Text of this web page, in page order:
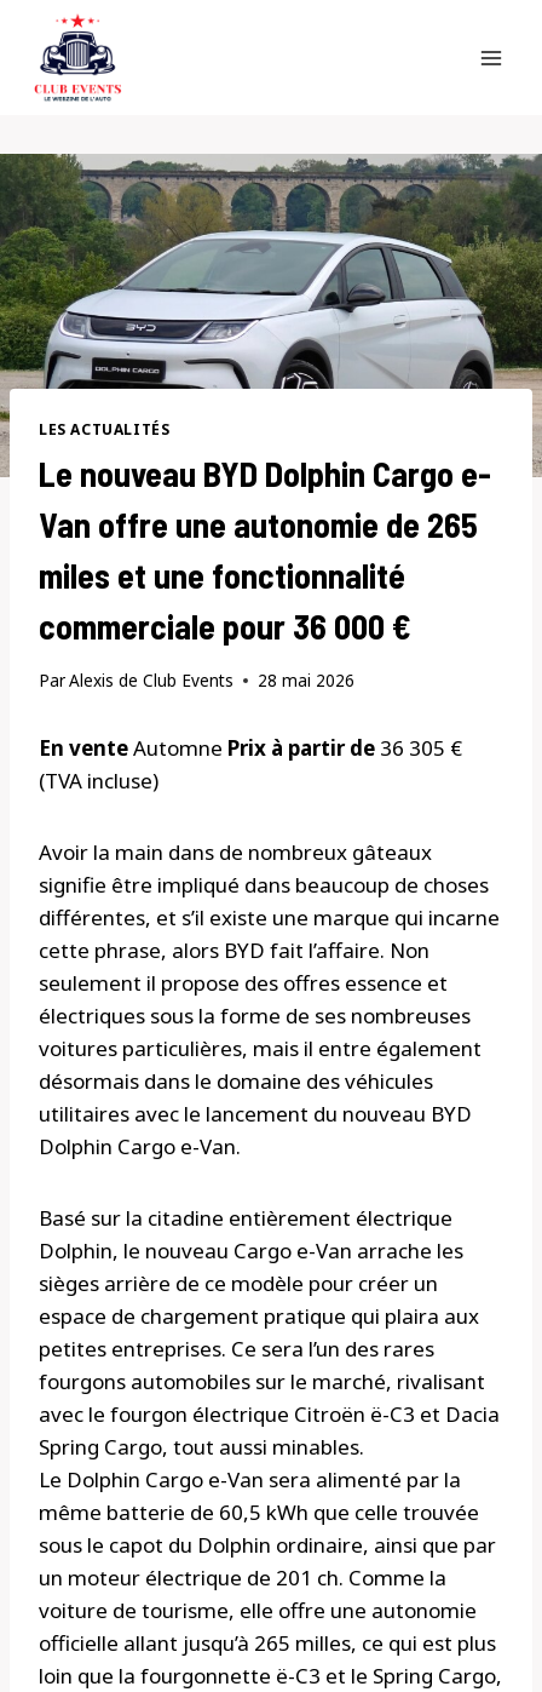
content
LES ACTUALITÉS
Le nouveau BYD Dolphin Cargo e-
Van offre une autonomie de 265
miles et une fonctionnalité
commerciale pour 36 000 €
ParAlexis de Club Events 28 mai 2026
En venteAutomne Prix ​​à partir de 36 305 €
(TVA incluse)
Avoir la main dans de nombreux gâteaux
signifie être impliqué dans beaucoup de choses
différentes, et s’il existe une marque qui incarne
cette phrase, alors BYD fait l’affaire. Non
seulement il propose des offres essence et
électriques sous la forme de ses nombreuses
voitures particulières, mais il entre également
désormais dans le domaine des véhicules
utilitaires avec le lancement du nouveau BYD
Dolphin Cargo e-Van.
Basé sur la citadine entièrement électrique
Dolphin, le nouveau Cargo e-Van arrache les
sièges arrière de ce modèle pour créer un
espace de chargement pratique qui plaira aux
petites entreprises. Ce sera l’un des rares
fourgons automobiles sur le marché, rivalisant
avec le fourgon électrique Citroën ë-C3 et Dacia
Spring Cargo, tout aussi minables.
Le Dolphin Cargo e-Van sera alimenté par la
même batterie de 60,5 kWh que celle trouvée
sous le capot du Dolphin ordinaire, ainsi que par
un moteur électrique de 201 ch. Comme la
voiture de tourisme, elle offre une autonomie
officielle allant jusqu’à 265 milles, ce qui est plus
loin que la fourgonnette ë-C3 et le Spring Cargo,